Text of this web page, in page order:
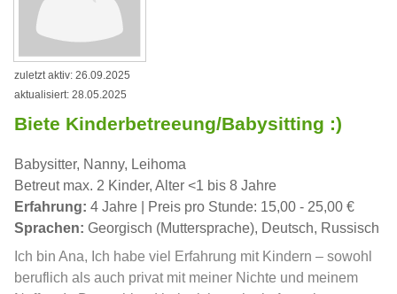
zuletzt aktiv: 26.09.2025
aktualisiert: 28.05.2025
Biete Kinderbetreeung/Babysitting :)
Babysitter, Nanny, Leihoma
Betreut max. 2 Kinder, Alter <1 bis 8 Jahre
Erfahrung: 4 Jahre | Preis pro Stunde: 15,00 - 25,00 €
Sprachen: Georgisch (Muttersprache), Deutsch, Russisch
Ich bin Ana, Ich habe viel Erfahrung mit Kindern – sowohl
beruflich als auch privat mit meiner Nichte und meinem